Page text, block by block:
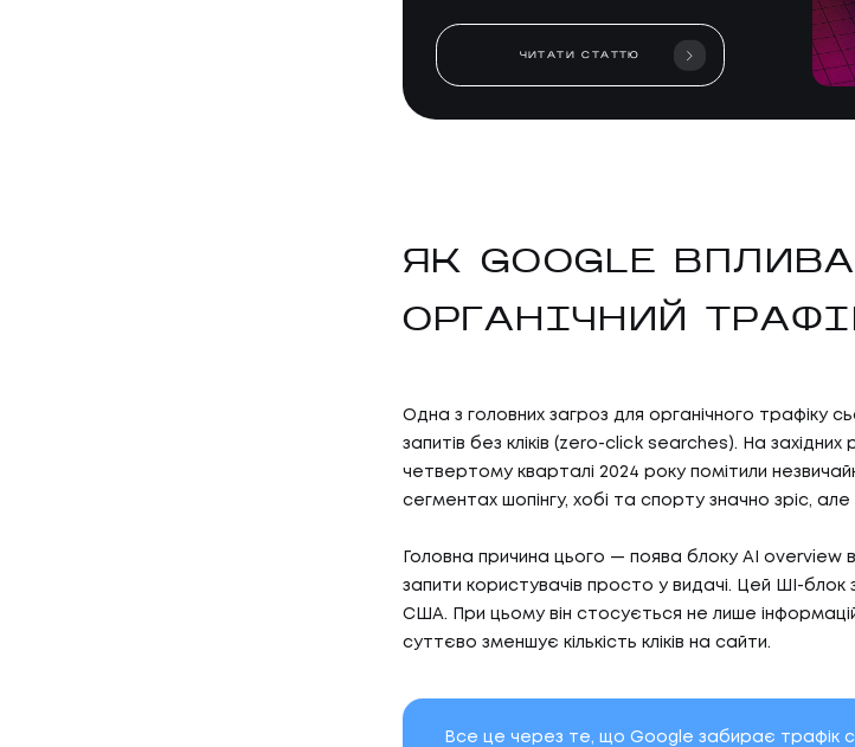
ЧИТАТИ СТАТТЮ
ЯК GOOGLE
ОРГАНІЧНИЙ
Одна з головних загроз для органічного трафіку
запитів без кліків (zero-click searches). На
четвертому кварталі 2024 року помітили
сегментах шопінгу, хобі та спорту значно зріс, але
Головна причина цього — поява блоку AI overview
запити користувачів просто у видачі. Цей ШІ-блок
США. При цьому він стосується не лише
суттєво зменшує кількість кліків на сайти.
Все це через те, що Google забирає трафік
ПОСЛУГИ
ПОСЛУГИ
КЕЙСИ